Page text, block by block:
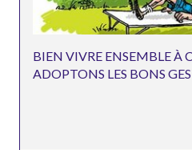
BIEN VIVRE ENSEMBLE À
ADOPTONS LES BONS